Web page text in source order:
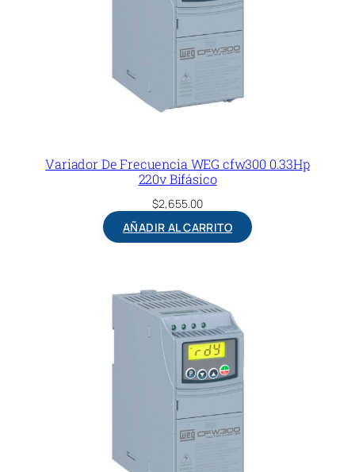
Variador De Frecuencia WEG cfw300 0.33Hp
220v Bifásico
$2,655.00
AÑADIR AL CARRITO